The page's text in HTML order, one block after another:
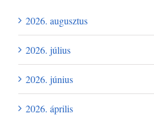
2026. augusztus
2026. július
2026. június
2026. április